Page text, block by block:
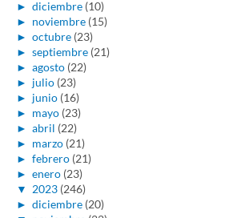
► diciembre (10)
► noviembre (15)
► octubre (23)
► septiembre (21)
► agosto (22)
► julio (23)
► junio (16)
► mayo (23)
► abril (22)
► marzo (21)
► febrero (21)
► enero (23)
▼ 2023 (246)
► diciembre (20)